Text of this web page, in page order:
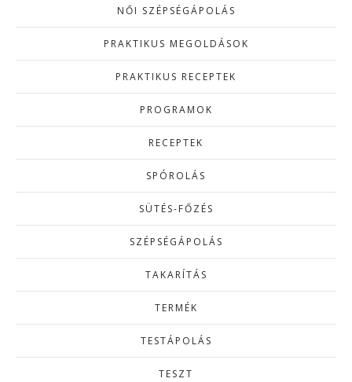
NŐI SZÉPSÉGÁPOLÁS
PRAKTIKUS MEGOLDÁSOK
PRAKTIKUS RECEPTEK
PROGRAMOK
RECEPTEK
SPÓROLÁS
SÜTÉS-FŐZÉS
SZÉPSÉGÁPOLÁS
TAKARÍTÁS
TERMÉK
TESTÁPOLÁS
TESZT